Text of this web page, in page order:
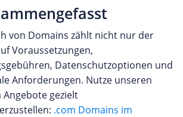
von Domains zählt nicht nur der
Voraussetzungen,
Datenschutzoptionen und
Anforderungen. Nutze unseren
Angebote gezielt
.com Domains im